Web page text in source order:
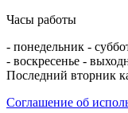
Часы работы
- понедельник -
- воскресенье -
Последний вторник
Соглашение об